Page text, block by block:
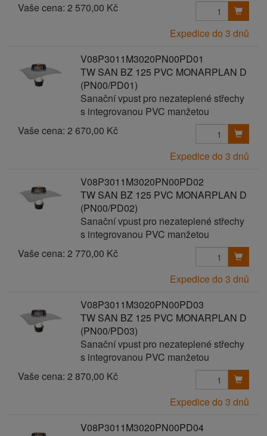
Vaše cena: 2 570,00 Kč
Expedice do 3 dnů
V08P3011M3020PN00PD01
TW SAN BZ 125 PVC MONARPLAN D
(PN00/PD01)
Sanační vpust pro nezateplené střechy
s integrovanou PVC manžetou
Vaše cena: 2 670,00 Kč
Expedice do 3 dnů
V08P3011M3020PN00PD02
TW SAN BZ 125 PVC MONARPLAN D
(PN00/PD02)
Sanační vpust pro nezateplené střechy
s integrovanou PVC manžetou
Vaše cena: 2 770,00 Kč
Expedice do 3 dnů
V08P3011M3020PN00PD03
TW SAN BZ 125 PVC MONARPLAN D
(PN00/PD03)
Sanační vpust pro nezateplené střechy
s integrovanou PVC manžetou
Vaše cena: 2 870,00 Kč
Expedice do 3 dnů
V08P3011M3020PN00PD04